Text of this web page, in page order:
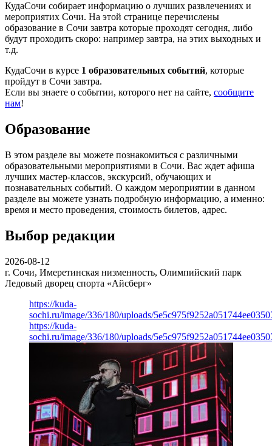
КудаСочи собирает информацию о лучших развлечениях и
мероприятих Сочи. На этой странице перечислены
образование в Сочи завтра которые проходят сегодня, либо
будут проходить скоро: например завтра, на этих выходных и
т.д.
КудаСочи в курсе 1 образовательных событий, которые
пройдут в Сочи завтра.
Если вы знаете о событии, которого нет на сайте, сообщите
нам!
Образование
В этом разделе вы можете познакомиться с различными
образовательными мероприятиями в Сочи. Вас ждет афиша
лучших мастер-классов, экскурсий, обучающих и
познавательных событий. О каждом мероприятии в данном
разделе вы можете узнать подробную информацию, а именно:
время и место проведения, стоимость билетов, адрес.
Выбор редакции
2026-08-12
г. Сочи, Имеретинская низменность, Олимпийский парк
Ледовый дворец спорта «Айсберг»
https://kuda-
sochi.ru/image/336/180/uploads/
https://kuda-
sochi.ru/image/336/180/uploads/